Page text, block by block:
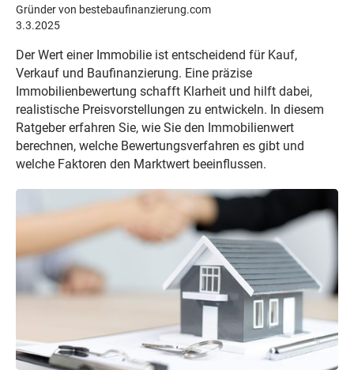
Gründer von bestebaufinanzierung.com
3.3.2025
Der Wert einer Immobilie ist entscheidend für Kauf,
Verkauf und Baufinanzierung. Eine präzise
Immobilienbewertung schafft Klarheit und hilft dabei,
realistische Preisvorstellungen zu entwickeln. In diesem
Ratgeber erfahren Sie, wie Sie den Immobilienwert
berechnen, welche Bewertungsverfahren es gibt und
welche Faktoren den Marktwert beeinflussen.